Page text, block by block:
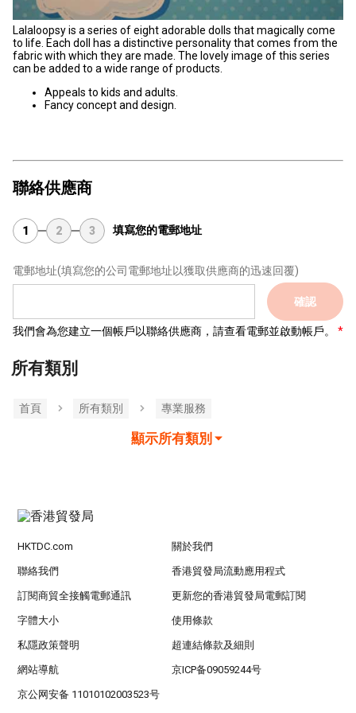
Lalaloopsy is a series of eight adorable dolls that magically come
to life. Each doll has a distinctive personality that comes from the
fabric with which they are made. The lovely image of this series
can be added to a wide range of products.
Appeals to kids and adults.
Fancy concept and design.
聯絡供應商
1 2 3 填寫您的電郵地址
電郵地址(填寫您的公司電郵地址以獲取供應商的迅速回覆)
確認
我們會為您建立一個帳戶以聯絡供應商，請查看電郵並啟動帳戶。
所有類別
首頁 所有類別 專業服務
顯示所有類別
HKTDC.com 關於我們
聯絡我們 香港貿發局流動應用程式
訂閱商貿全接觸電郵通訊 更新您的香港貿發局電郵訂閱
字體大小 使用條款
私隱政策聲明 超連結條款及細則
網站導航 京ICP备09059244号
京公网安备 11010102003523号